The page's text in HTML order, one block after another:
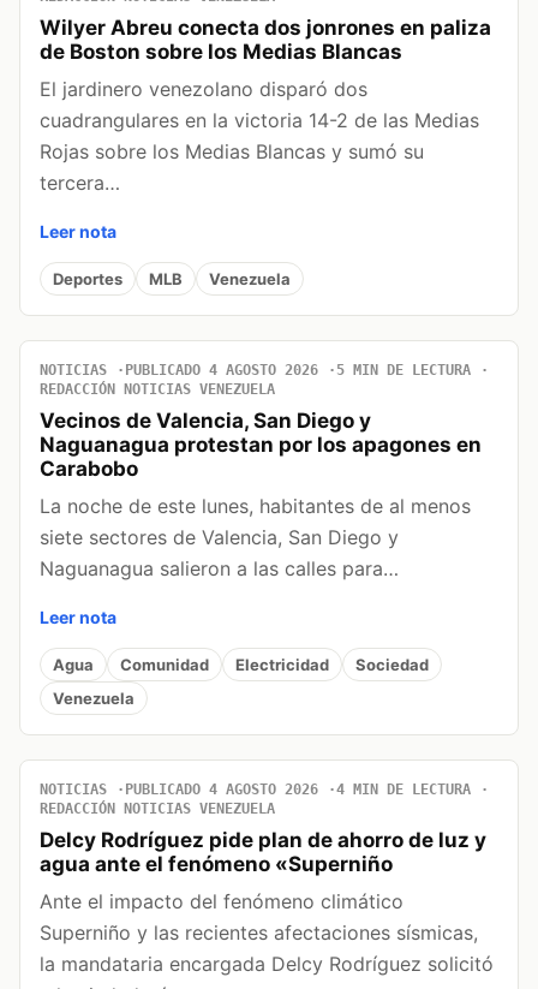
Wilyer Abreu conecta dos jonrones en paliza
de Boston sobre los Medias Blancas
El jardinero venezolano disparó dos
cuadrangulares en la victoria 14-2 de las Medias
Rojas sobre los Medias Blancas y sumó su
tercera…
Leer nota
Deportes MLB Venezuela
NOTICIAS PUBLICADO 4 AGOSTO 2026
5 MIN DE LECTURA
REDACCIÓN NOTICIAS VENEZUELA
Vecinos de Valencia, San Diego y
Naguanagua protestan por los apagones en
Carabobo
La noche de este lunes, habitantes de al menos
siete sectores de Valencia, San Diego y
Naguanagua salieron a las calles para…
Leer nota
Agua Comunidad Electricidad
Sociedad
Venezuela
NOTICIAS PUBLICADO 4 AGOSTO 2026
4 MIN DE LECTURA
REDACCIÓN NOTICIAS VENEZUELA
Delcy Rodríguez pide plan de ahorro de luz y
agua ante el fenómeno «Superniño
Ante el impacto del fenómeno climático
Superniño y las recientes afectaciones sísmicas,
la mandataria encargada Delcy Rodríguez solicitó